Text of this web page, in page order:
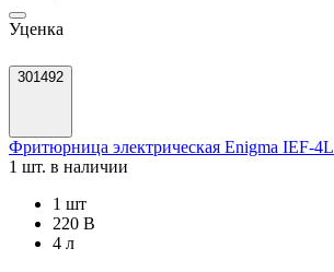
Уценка
301492
Фритюрница электрическая Enigma IEF-4L
1 шт. в наличии
1 шт
220 В
4 л